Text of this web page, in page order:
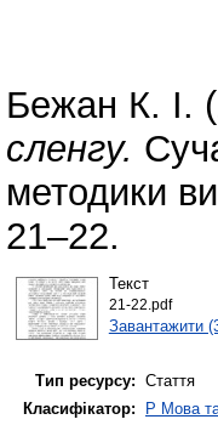
Бежан К. І.
сленгу.
методики
21–22.
Текст
21-22.pdf
Завантажити
Тип ресурсу: Стаття
Класифікатор:
P Мова